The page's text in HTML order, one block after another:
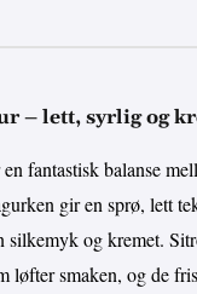
– lett, syrlig og
fantastisk balanse
gir en sprø, lett
silkemyk og kremet.
løfter smaken, og de